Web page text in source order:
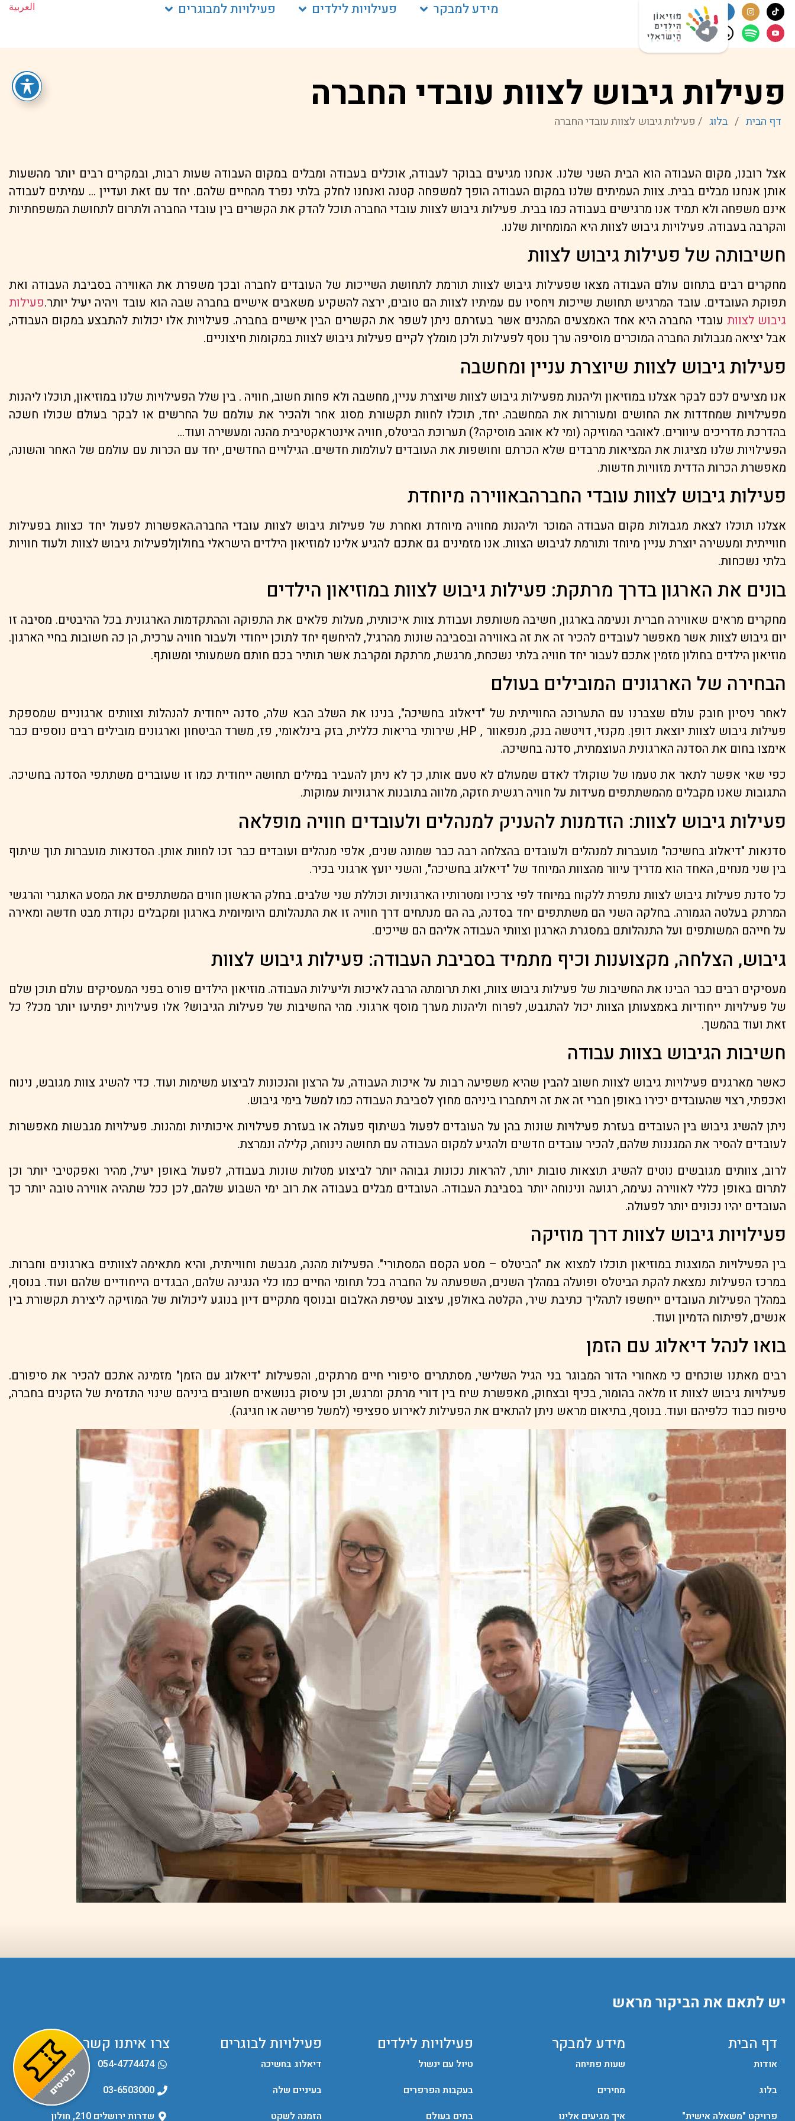
מידע למבקר פעילויות לילדים פעילויות למבוגרים العربية
פעילות גיבוש לצוות עובדי החברה
דף הבית / בלוג / פעילות גיבוש לצוות עובדי החברה
אצל רובנו, מקום העבודה הוא הבית השני שלנו. אנחנו מגיעים בבוקר לעבודה, אוכלים בעבודה ומבלים במקום העבודה שעות רבות, ובמקרים רבים יותר מהשעות
אותן אנחנו מבלים בבית. צוות העמיתים שלנו במקום העבודה הופך למשפחה קטנה ואנחנו לחלק בלתי נפרד מהחיים שלהם. יחד עם זאת ועדיין … עמיתים לעבודה
אינם משפחה ולא תמיד אנו מרגישים בעבודה כמו בבית. פעילות גיבוש לצוות עובדי החברה תוכל להדק את הקשרים בין עובדי החברה ולתרום לתחושת המשפחתיות
והקרבה בעבודה. פעילויות גיבוש לצוות היא המומחיות שלנו.
חשיבותה של פעילות גיבוש לצוות
מחקרים רבים בתחום עולם העבודה מצאו שפעילות גיבוש לצוות תורמת לתחושת השייכות של העובדים לחברה ובכך משפרת את האווירה בסביבת העבודה ואת
תפוקת העובדים. עובד המרגיש תחושת שייכות ויחסיו עם עמיתיו לצוות הם טובים, ירצה להשקיע משאבים אישיים בחברה שבה הוא עובד ויהיה יעיל יותר.פעילות
גיבוש לצוות עובדי החברה היא אחד האמצעים המהנים אשר בעזרתם ניתן לשפר את הקשרים הבין אישיים בחברה. פעילויות אלו יכולות להתבצע במקום העבודה,
אבל יציאה מגבולות החברה המוכרים מוסיפה ערך נוסף לפעילות ולכן מומלץ לקיים פעילות גיבוש לצוות במקומות חיצוניים.
פעילות גיבוש לצוות שיוצרת עניין ומחשבה
אנו מציעים לכם לבקר אצלנו במוזיאון וליהנות מפעילות גיבוש לצוות שיוצרת עניין, מחשבה ולא פחות חשוב, חוויה . בין שלל הפעילויות שלנו במוזיאון, תוכלו ליהנות
מפעילויות שמחדדות את החושים ומעוררות את המחשבה. יחד, תוכלו לחוות תקשורת מסוג אחר ולהכיר את עולמם של החרשים או לבקר בעולם שכולו חשכה
בהדרכת מדריכים עיוורים. לאוהבי המוזיקה (ומי לא אוהב מוסיקה?) תערוכת הביטלס, חוויה אינטראקטיבית מהנה ומעשירה ועוד…
הפעילויות שלנו מציגות את המציאות מרבדים שלא הכרתם וחושפות את העובדים לעולמות חדשים. הגילויים החדשים, יחד עם הכרות עם עולמם של האחר והשונה,
מאפשרת הכרות הדדית מזוויות חדשות.
פעילות גיבוש לצוות עובדי החברהבאווירה מיוחדת
אצלנו תוכלו לצאת מגבולות מקום העבודה המוכר וליהנות מחוויה מיוחדת ואחרת של פעילות גיבוש לצוות עובדי החברה.האפשרות לפעול יחד כצוות בפעילות
חווייתית ומעשירה יוצרת עניין מיוחד ותורמת לגיבוש הצוות. אנו מזמינים גם אתכם להגיע אלינו למוזיאון הילדים הישראלי בחולוןלפעילות גיבוש לצוות ולעוד חוויות
בלתי נשכחות.
בונים את הארגון בדרך מרתקת: פעילות גיבוש לצוות במוזיאון הילדים
מחקרים מראים שאווירה חברית ונעימה בארגון, חשיבה משותפת ועבודת צוות איכותית, מעלות פלאים את התפוקה וההתקדמות הארגונית בכל ההיבטים. מסיבה זו
יום גיבוש לצוות אשר מאפשר לעובדים להכיר זה את זה באווירה ובסביבה שונות מהרגיל, להיחשף יחד לתוכן ייחודי ולעבור חוויה ערכית, הן כה חשובות בחיי הארגון.
מוזיאון הילדים בחולון מזמין אתכם לעבור יחד חוויה בלתי נשכחת, מרגשת, מרתקת ומקרבת אשר תותיר בכם חותם משמעותי ומשותף.
הבחירה של הארגונים המובילים בעולם
לאחר ניסיון חובק עולם שצברנו עם התערוכה החווייתית של "דיאלוג בחשיכה", בנינו את השלב הבא שלה, סדנה ייחודית להנהלות וצוותים ארגוניים שמספקת
פעילות גיבוש לצוות יוצאת דופן. מקנזי, דויטשה בנק, מנפאוור , HP, שירותי בריאות כללית, בזק בינלאומי, פז, משרד הביטחון וארגונים מובילים רבים נוספים כבר
אימצו בחום את הסדנה הארגונית העוצמתית, סדנה בחשיכה.
כפי שאי אפשר לתאר את טעמו של שוקולד לאדם שמעולם לא טעם אותו, כך לא ניתן להעביר במילים תחושה ייחודית כמו זו שעוברים משתתפי הסדנה בחשיכה.
התגובות שאנו מקבלים מהמשתתפים מעידות על חוויה רגשית חזקה, מלווה בתובנות ארגוניות עמוקות.
פעילות גיבוש לצוות: הזדמנות להעניק למנהלים ולעובדים חוויה מופלאה
סדנאות "דיאלוג בחשיכה" מועברות למנהלים ולעובדים בהצלחה רבה כבר שמונה שנים, אלפי מנהלים ועובדים כבר זכו לחוות אותן. הסדנאות מועברות תוך שיתוף
בין שני מנחים, האחד הוא מדריך עיוור מהצוות המיוחד של "דיאלוג בחשיכה", והשני יועץ ארגוני בכיר.
כל סדנת פעילות גיבוש לצוות נתפרת ללקוח במיוחד לפי צרכיו ומטרותיו הארגוניות וכוללת שני שלבים. בחלק הראשון חווים המשתתפים את המסע האתגרי והרגשי
המרתק בעלטה הגמורה. בחלקה השני הם משתתפים יחד בסדנה, בה הם מנתחים דרך חוויה זו את התנהלותם היומיומית בארגון ומקבלים נקודת מבט חדשה ומאירה
על חייהם המשותפים ועל התנהלותם במסגרת הארגון וצוותי העבודה אליהם הם שייכים.
גיבוש, הצלחה, מקצוענות וכיף מתמיד בסביבת העבודה: פעילות גיבוש לצוות
מעסיקים רבים כבר הבינו את החשיבות של פעילות גיבוש צוות, ואת תרומתה הרבה לאיכות וליעילות העבודה. מוזיאון הילדים פורס בפני המעסיקים עולם תוכן שלם
של פעילויות ייחודיות באמצעותן הצוות יכול להתגבש, לפרוח וליהנות מערך מוסף ארגוני. מהי החשיבות של פעילות הגיבוש? אלו פעילויות יפתיעו יותר מכל? כל
זאת ועוד בהמשך.
חשיבות הגיבוש בצוות עבודה
כאשר מארגנים פעילויות גיבוש לצוות חשוב להבין שהיא משפיעה רבות על איכות העבודה, על הרצון והנכונות לביצוע משימות ועוד. כדי להשיג צוות מגובש, נינוח
ואכפתי, רצוי שהעובדים יכירו באופן חברי זה את זה ויתחברו ביניהם מחוץ לסביבת העבודה כמו למשל בימי גיבוש.
ניתן להשיג גיבוש בין העובדים בעזרת פעילויות שונות בהן על העובדים לפעול בשיתוף פעולה או בעזרת פעילויות איכותיות ומהנות. פעילויות מגבשות מאפשרות
לעובדים להסיר את המגננות שלהם, להכיר עובדים חדשים ולהגיע למקום העבודה עם תחושה נינוחה, קלילה ונמרצת.
לרוב, צוותים מגובשים נוטים להשיג תוצאות טובות יותר, להראות נכונות גבוהה יותר לביצוע מטלות שונות בעבודה, לפעול באופן יעיל, מהיר ואפקטיבי יותר וכן
לתרום באופן כללי לאווירה נעימה, רגועה ונינוחה יותר בסביבת העבודה. העובדים מבלים בעבודה את רוב ימי השבוע שלהם, לכן ככל שתהיה אווירה טובה יותר כך
העובדים יהיו נכונים יותר לפעולה.
פעילויות גיבוש לצוות דרך מוזיקה
בין הפעילויות המוצגות במוזיאון תוכלו למצוא את "הביטלס – מסע הקסם המסתורי". הפעילות מהנה, מגבשת וחווייתית, והיא מתאימה לצוותים בארגונים וחברות.
במרכז הפעילות נמצאת להקת הביטלס ופועלה במהלך השנים, השפעתה על החברה בכל תחומי החיים כמו כלי הנגינה שלהם, הבגדים הייחודיים שלהם ועוד. בנוסף,
במהלך הפעילות העובדים ייחשפו לתהליך כתיבת שיר, הקלטה באולפן, עיצוב עטיפת האלבום ובנוסף מתקיים דיון בנוגע ליכולות של המוזיקה ליצירת תקשורת בין
אנשים, לפיתוח הדמיון ועוד.
בואו לנהל דיאלוג עם הזמן
רבים מאתנו שוכחים כי מאחורי הדור המבוגר בני הגיל השלישי, מסתתרים סיפורי חיים מרתקים, והפעילות "דיאלוג עם הזמן" מזמינה אתכם להכיר את סיפורם.
פעילויות גיבוש לצוות זו מלאה בהומור, בכיף ובצחוק, מאפשרת שיח בין דורי מרתק ומרגש, וכן עיסוק בנושאים חשובים ביניהם שינוי התדמית של הזקנים בחברה,
טיפוח כבוד כלפיהם ועוד. בנוסף, בתיאום מראש ניתן להתאים את הפעילות לאירוע ספציפי (למשל פרישה או חגיגה).
יש לתאם את הביקור מראש
דף הבית
אודות
בלוג
פרויקט "משאלה אישית"
מידע למבקר
שעות פתיחה
מחירים
איך מגיעים אלינו
פעילויות לילדים
טיול עם ינשול
בעקבות הפרפרים
בתים בעולם
פעילויות לבוגרים
דיאלוג בחשיכה
בעיניים שלה
הזמנה לשקט
צרו איתנו קשר
054-4774474
03-6503000
שדרות ירושלים 210, חולון